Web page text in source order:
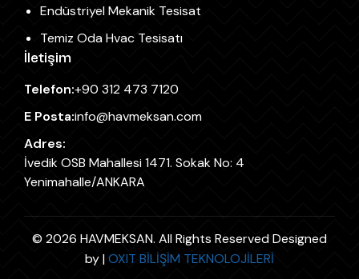
Endüstriyel Mekanik Tesisat
Temiz Oda Hvac Tesisatı
İletişim
Telefon:+90 312 473 7120
E Posta:info@havmeksan.com
Adres:
İvedik OSB Mahallesi 1471. Sokak No: 4
Yenimahalle/ANKARA
© 2026 HAVMEKSAN. All Rights Reserved Designed
by |OXIT BİLİŞİM TEKNOLOJİLERİ